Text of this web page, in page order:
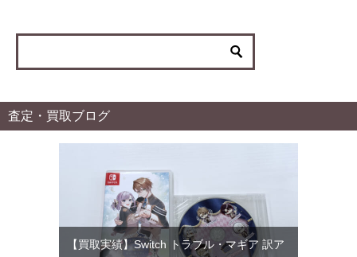
リ
査定・買取ブログ
【買取実績】Switch トラブル・マギア 訳ア